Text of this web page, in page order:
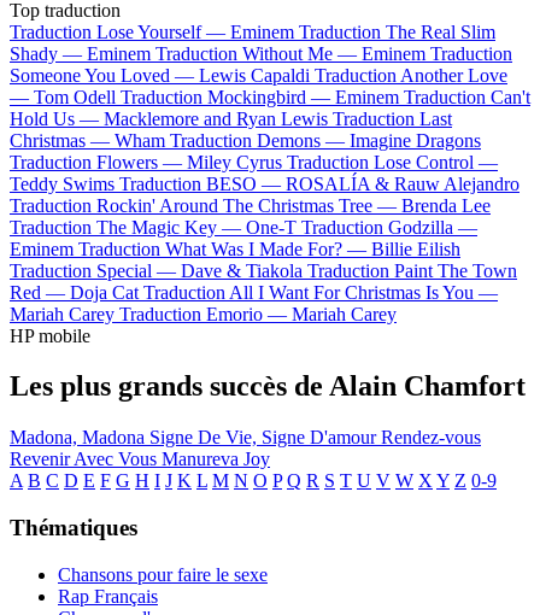
Top traduction
Traduction Lose Yourself — Eminem Traduction The Real Slim
Shady — Eminem Traduction Without Me — Eminem Traduction
Someone You Loved — Lewis Capaldi Traduction Another Love
— Tom Odell Traduction Mockingbird — Eminem Traduction Can't
Hold Us — Macklemore and Ryan Lewis Traduction Last
Christmas — Wham Traduction Demons — Imagine Dragons
Traduction Flowers — Miley Cyrus Traduction Lose Control —
Teddy Swims Traduction BESO — ROSALÍA & Rauw Alejandro
Traduction Rockin' Around The Christmas Tree — Brenda Lee
Traduction The Magic Key — One-T Traduction Godzilla —
Eminem Traduction What Was I Made For? — Billie Eilish
Traduction Special — Dave & Tiakola Traduction Paint The Town
Red — Doja Cat Traduction All I Want For Christmas Is You —
Mariah Carey Traduction Emorio — Mariah Carey
HP mobile
Les plus grands succès de Alain Chamfort
Madona, Madona Signe De Vie, Signe D'amourRendez-vous
Revenir Avec Vous Manureva Joy
A B C D E F G H I J K L M N O P Q R S T U V W X Y Z 0-9
Thématiques
Chansons pour faire le sexe
Rap Français